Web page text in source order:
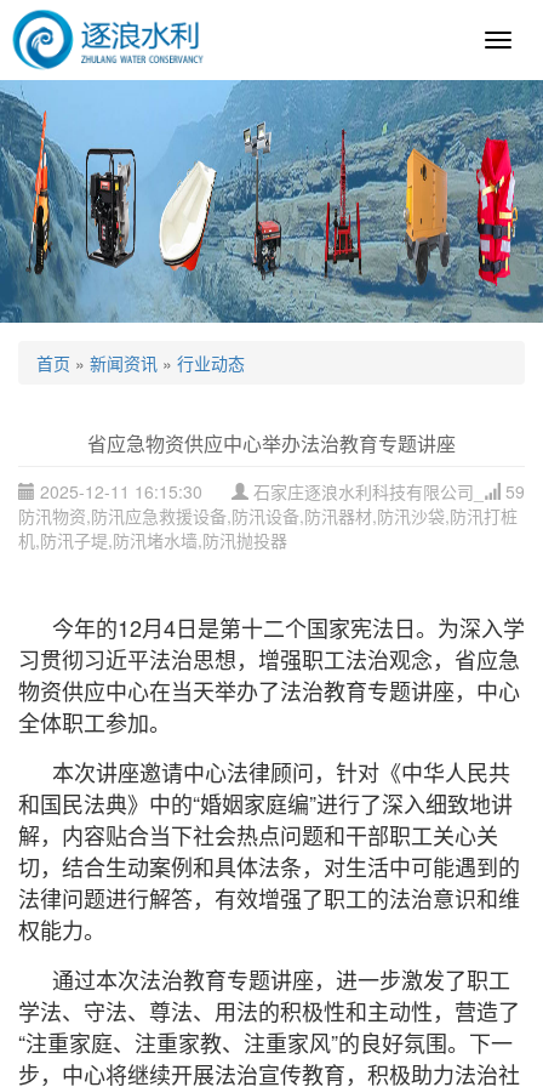
逐
科
技
首页 » 新闻资讯 » 行业动态
省应急物资供应中心举办法治教育专题讲座
59
2025-12-11 16:15:30
石家庄逐浪水利科技有限公司_
防汛物资,防汛应急救援设备,防汛设备,防汛器材,防汛沙袋,防汛打桩
机,防汛子堤,防汛堵水墙,防汛抛投器
今年的12月4日是第十二个国家宪法日。为深入学
习贯彻习近平法治思想，增强职工法治观念，省应急
物资供应中心在当天举办了法治教育专题讲座，中心
全体职工参加。
本次讲座邀请中心法律顾问，针对《中华人民共
和国民法典》中的“婚姻家庭编”进行了深入细致地讲
解，内容贴合当下社会热点问题和干部职工关心关
切，结合生动案例和具体法条，对生活中可能遇到的
法律问题进行解答，有效增强了职工的法治意识和维
权能力。
通过本次法治教育专题讲座，进一步激发了职工
学法、守法、尊法、用法的积极性和主动性，营造了
“注重家庭、注重家教、注重家风”的良好氛围。下一
步，中心将继续开展法治宣传教育，积极助力法治社